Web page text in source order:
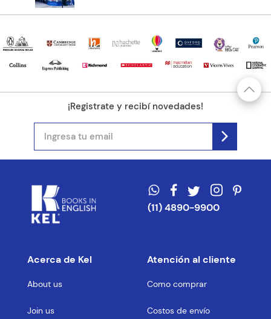
¡Registrate y recibí novedades!
(11) 4890-9900
Acerca de Kel
About us
Join us
Atención al cliente
Como comprar
Costos de envío